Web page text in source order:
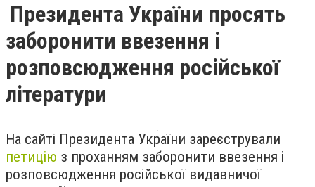
Президента України просять
заборонити ввезення і
розповсюдження російської
літератури
На сайті Президента України зареєстрували
петицію з проханням заборонити ввезення і
розповсюдження російської видавничої